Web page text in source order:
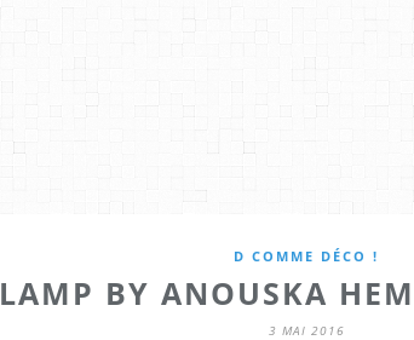
D COMME DÉCO !
LAMP BY ANOUSKA
3 MAI 2016